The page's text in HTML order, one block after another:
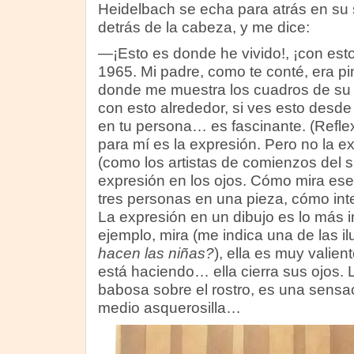
Heidelbach se echa para atrás en
detrás de la cabeza, y me dice:
—¡Esto es donde he vivido!, ¡con
1965. Mi padre, como te conté, era
donde me muestra los cuadros de
con esto alrededor, si ves esto
en tu persona… es fascinante.
para mí es la expresión. Pero no la
(como los artistas de comienzos del
expresión en los ojos. Cómo mira
tres personas en una pieza, cómo
La expresión en un dibujo es lo más
ejemplo, mira (me indica una de las
hacen las niñas?), ella es muy
está haciendo… ella cierra sus ojos.
babosa sobre el rostro, es una
medio asquerosilla…